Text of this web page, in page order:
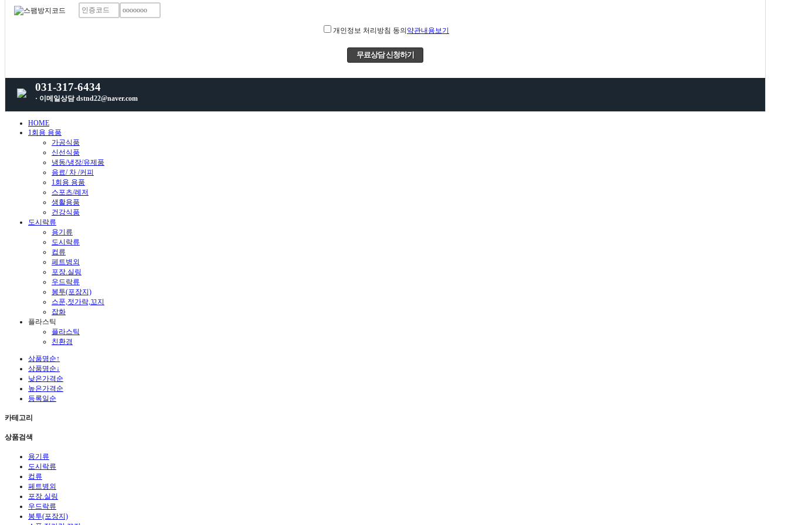
개인정보 처리방침 동의 약관내용보기
031-317-6434
· 이메일상담 dstnd22@naver.com
HOME
1회용 용품
가공식품
신선식품
냉동/냉장/유제품
음료/ 차 /커피
1회용 용품
스포츠/레저
생활용품
건강식품
도시락류
용기류
도시락류
컵류
페트병외
포장.실링
우드락류
봉투(포장지)
스푼,젓가락,꼬지
잡화
플라스틱
플라스틱
친환경
상품명순↑
상품명순↓
낮은가격순
높은가격순
등록일순
카테고리
상품검색
용기류
도시락류
컵류
페트병외
포장.실링
우드락류
봉투(포장지)